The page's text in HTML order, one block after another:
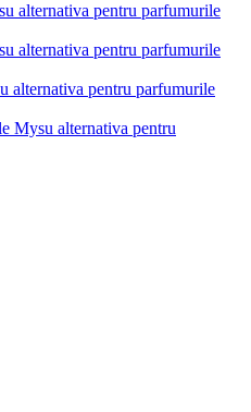
alternativa pentru parfumurile
alternativa pentru parfumurile
alternativa pentru parfumurile
Mysu alternativa pentru